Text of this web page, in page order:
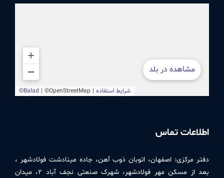
اطلاعات تماس
دفتر مركزی: اصفهان، اتوبان ذوب آهن، جاده مینادشت فولادشهر ،
بعد از مسکن مهر فولادشهر، شهرک صنعتی نجف آباد ۲، میدان